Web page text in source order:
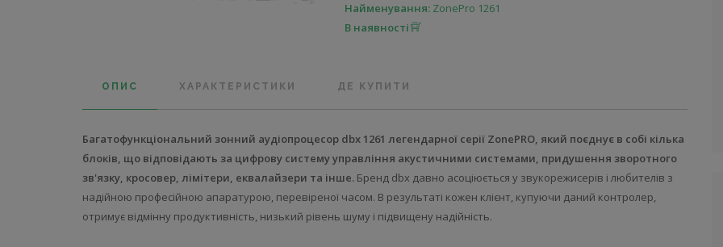
Найменування: ZonePro 1261
В наявності
ОПИС ХАРАКТЕРИСТИКИ ДЕ КУПИТИ
Багатофункціональний зонний аудіопроцесор dbx 1261 легендарної серії ZonePRO, який поєднує в собі кілька
блоків, що відповідають за цифрову систему управління акустичними системами, придушення зворотного
зв'язку, кросовер, лімітери, еквалайзери та інше. Бренд dbx давно асоціюється у звукорежисерів і любителів з
надійною професійною апаратурою, перевіреної часом. В результаті кожен клієнт, купуючи даний контролер,
отримує відмінну продуктивність, низький рівень шуму і підвищену надійність.